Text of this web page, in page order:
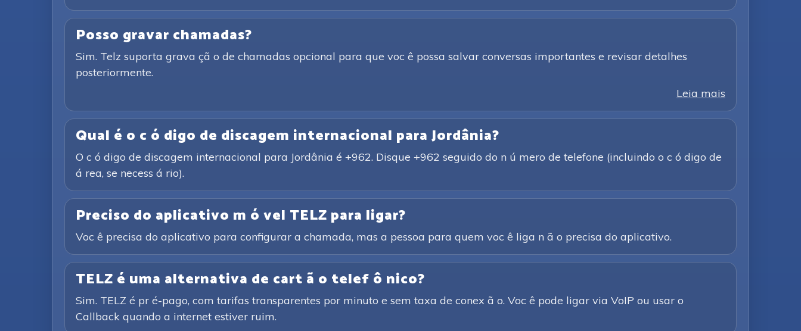
Posso gravar chamadas?
Sim. Telz suporta grava çã o de chamadas opcional para que voc ê possa salvar conversas importantes e revisar detalhes
posteriormente.
Leia mais
Qual é o c ó digo de discagem internacional para Jordânia?
O c ó digo de discagem internacional para Jordânia é +962. Disque +962 seguido do n ú mero de telefone (incluindo o c ó digo de
á rea, se necess á rio).
Preciso do aplicativo m ó vel TELZ para ligar?
Voc ê precisa do aplicativo para configurar a chamada, mas a pessoa para quem voc ê liga n ã o precisa do aplicativo.
TELZ é uma alternativa de cart ã o telef ô nico?
Sim. TELZ é pr é-pago, com tarifas transparentes por minuto e sem taxa de conex ã o. Voc ê pode ligar via VoIP ou usar o
Callback quando a internet estiver ruim.